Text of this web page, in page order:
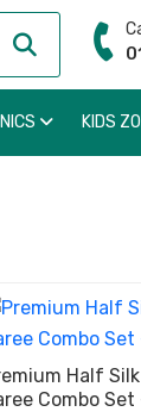
KIDS
Half
Combo